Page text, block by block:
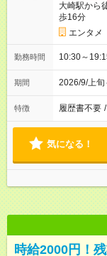
大崎駅から
歩16分
エンタメ
勤務時間 10:30～
期間 2026/9/上
特徴 履歴書不要 /
気になる！
時給2000円！